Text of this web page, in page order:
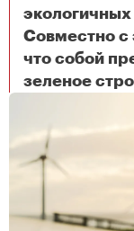
экологичных
Совместно с
что собой
зеленое